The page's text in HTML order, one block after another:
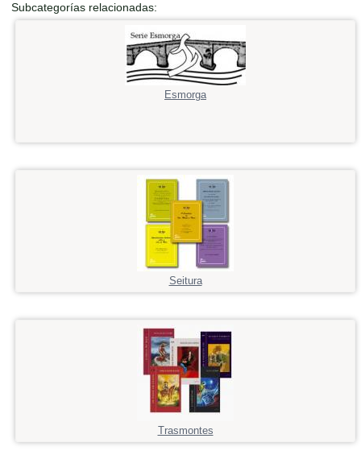
Subcategorías relacionadas:
Esmorga
Seitura
Trasmontes